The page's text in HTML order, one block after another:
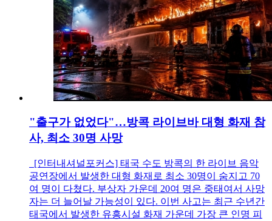
"출구가 없었다"…방콕 라이브바 대형 화재 참
사, 최소 30명 사망
[인터내셔널포커스] 태국 수도 방콕의 한 라이브 음악
공연장에서 발생한 대형 화재로 최소 30명이 숨지고 70
여 명이 다쳤다. 부상자 가운데 20여 명은 중태여서 사망
자는 더 늘어날 가능성이 있다. 이번 사고는 최근 수년간
태국에서 발생한 유흥시설 화재 가운데 가장 큰 인명 피